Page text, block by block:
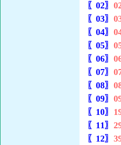
〖02〗
〖03〗
〖04〗
〖05〗
〖06〗
〖07〗
〖08〗
〖09〗
〖10〗
〖11〗
〖12〗